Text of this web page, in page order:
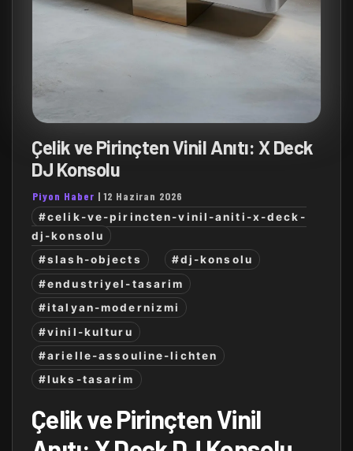
Çelik ve Pirinçten Vinil Anıtı: X Deck
DJ Konsolu
Piyon Haber |12 Haziran 2026
#celik-ve-pirincten-vinil-aniti-x-deck-
dj-konsolu
#slash-objects
#dj-konsolu
#endustriyel-tasarim
#italyan-modernizmi
#vinil-kulturu
#arielle-assouline-lichten
#luks-tasarim
Çelik ve Pirinçten Vinil